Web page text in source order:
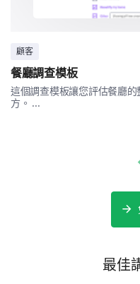
課程內容與材料
在1（不清楚/不相
關）的範圍內評價課
顧客
餐廳調查模板
這個調查模板讓您評估餐廳
方。 ...
最佳